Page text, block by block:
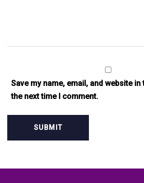
Save my name, email, and website
the next time I comment.